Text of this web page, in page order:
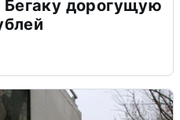
дорогущую